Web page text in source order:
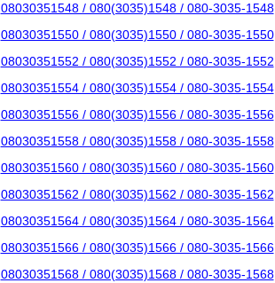
08030351548 / 080(3035)1548 / 080-3035-1548
08030351550 / 080(3035)1550 / 080-3035-1550
08030351552 / 080(3035)1552 / 080-3035-1552
08030351554 / 080(3035)1554 / 080-3035-1554
08030351556 / 080(3035)1556 / 080-3035-1556
08030351558 / 080(3035)1558 / 080-3035-1558
08030351560 / 080(3035)1560 / 080-3035-1560
08030351562 / 080(3035)1562 / 080-3035-1562
08030351564 / 080(3035)1564 / 080-3035-1564
08030351566 / 080(3035)1566 / 080-3035-1566
08030351568 / 080(3035)1568 / 080-3035-1568